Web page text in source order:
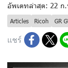
อัพเดทล่าสุด: 22 ก
Articles Ricoh GR
แชร์